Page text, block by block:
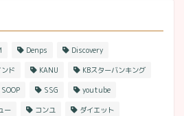
Denps Discovery
ド KANU KBスターバンキング
SOOP SSG youtube
ー コンユ ダイエット